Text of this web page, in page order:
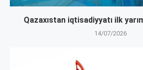
Qazaxıstan iqtisadiyyatı ilk
14/07/2026